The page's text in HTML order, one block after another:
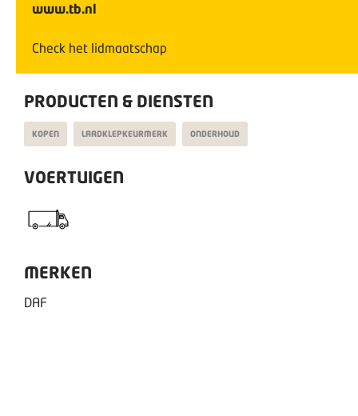
www.tb.nl
Check het lidmaatschap
PRODUCTEN & DIENSTEN
KOPEN LAADKLEPKEURMERK ONDERHOUD
VOERTUIGEN
MERKEN
DAF